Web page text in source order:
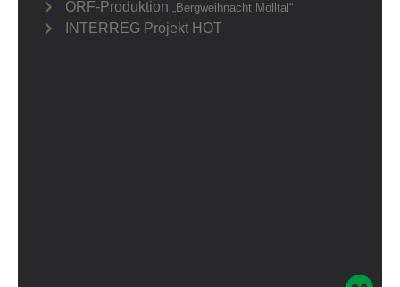
ORF-Produktion „Bergweihnacht Mölltal“
INTERREG Projekt HOT